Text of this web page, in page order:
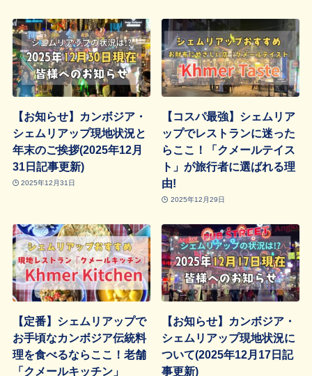
【お知らせ】カンボジア・
シェムリアップ現地状況と
年末のご挨拶(2025年12月
31日記事更新)
2025年12月31日
【コスパ最強】シェムリア
ップでレストランに迷った
らここ！「クメールテイス
ト」が旅行者に選ばれる理
由!
2025年12月29日
【定番】シェムリアップで
お手頃なカンボジア伝統料
理を食べるならここ！老舗
「クメールキッチン」
【お知らせ】カンボジア・
シェムリアップ現地状況に
ついて(2025年12月17日記
事更新)